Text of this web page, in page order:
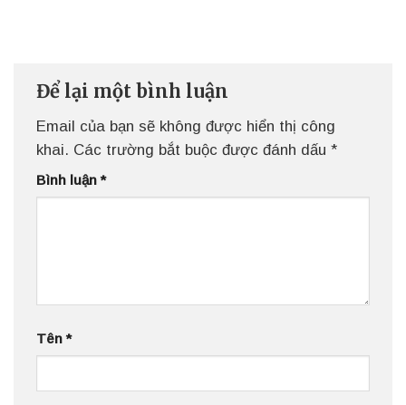
Để lại một bình luận
Email của bạn sẽ không được hiển thị công
khai. Các trường bắt buộc được đánh dấu *
Bình luận*
Tên*